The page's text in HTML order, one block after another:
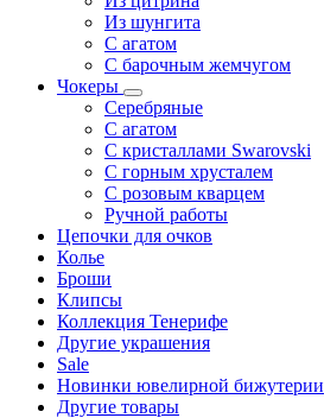
Из шунгита
С агатом
С барочным жемчугом
Чокеры
Серебряные
С агатом
С кристаллами Swarovski
С горным хрусталем
С розовым кварцем
Ручной работы
Цепочки для очков
Колье
Броши
Клипсы
Коллекция Тенерифе
Другие украшения
Sale
Новинки ювелирной бижутерии
Другие товары